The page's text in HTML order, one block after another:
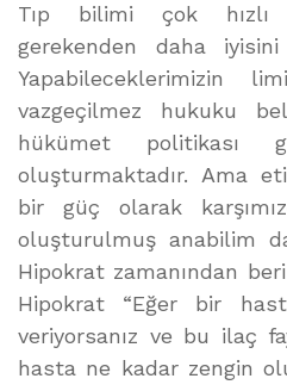
Tıp bilimi çok hızlı
gerekenden daha iyisini
Yapabileceklerimizin
vazgeçilmez hukuku
hükümet politikası
oluşturmaktadır. Ama
bir güç olarak
oluşturulmuş anabilim
Hipokrat zamanından
Hipokrat “Eğer bir
veriyorsanız ve bu ilaç
hasta ne kadar zengin